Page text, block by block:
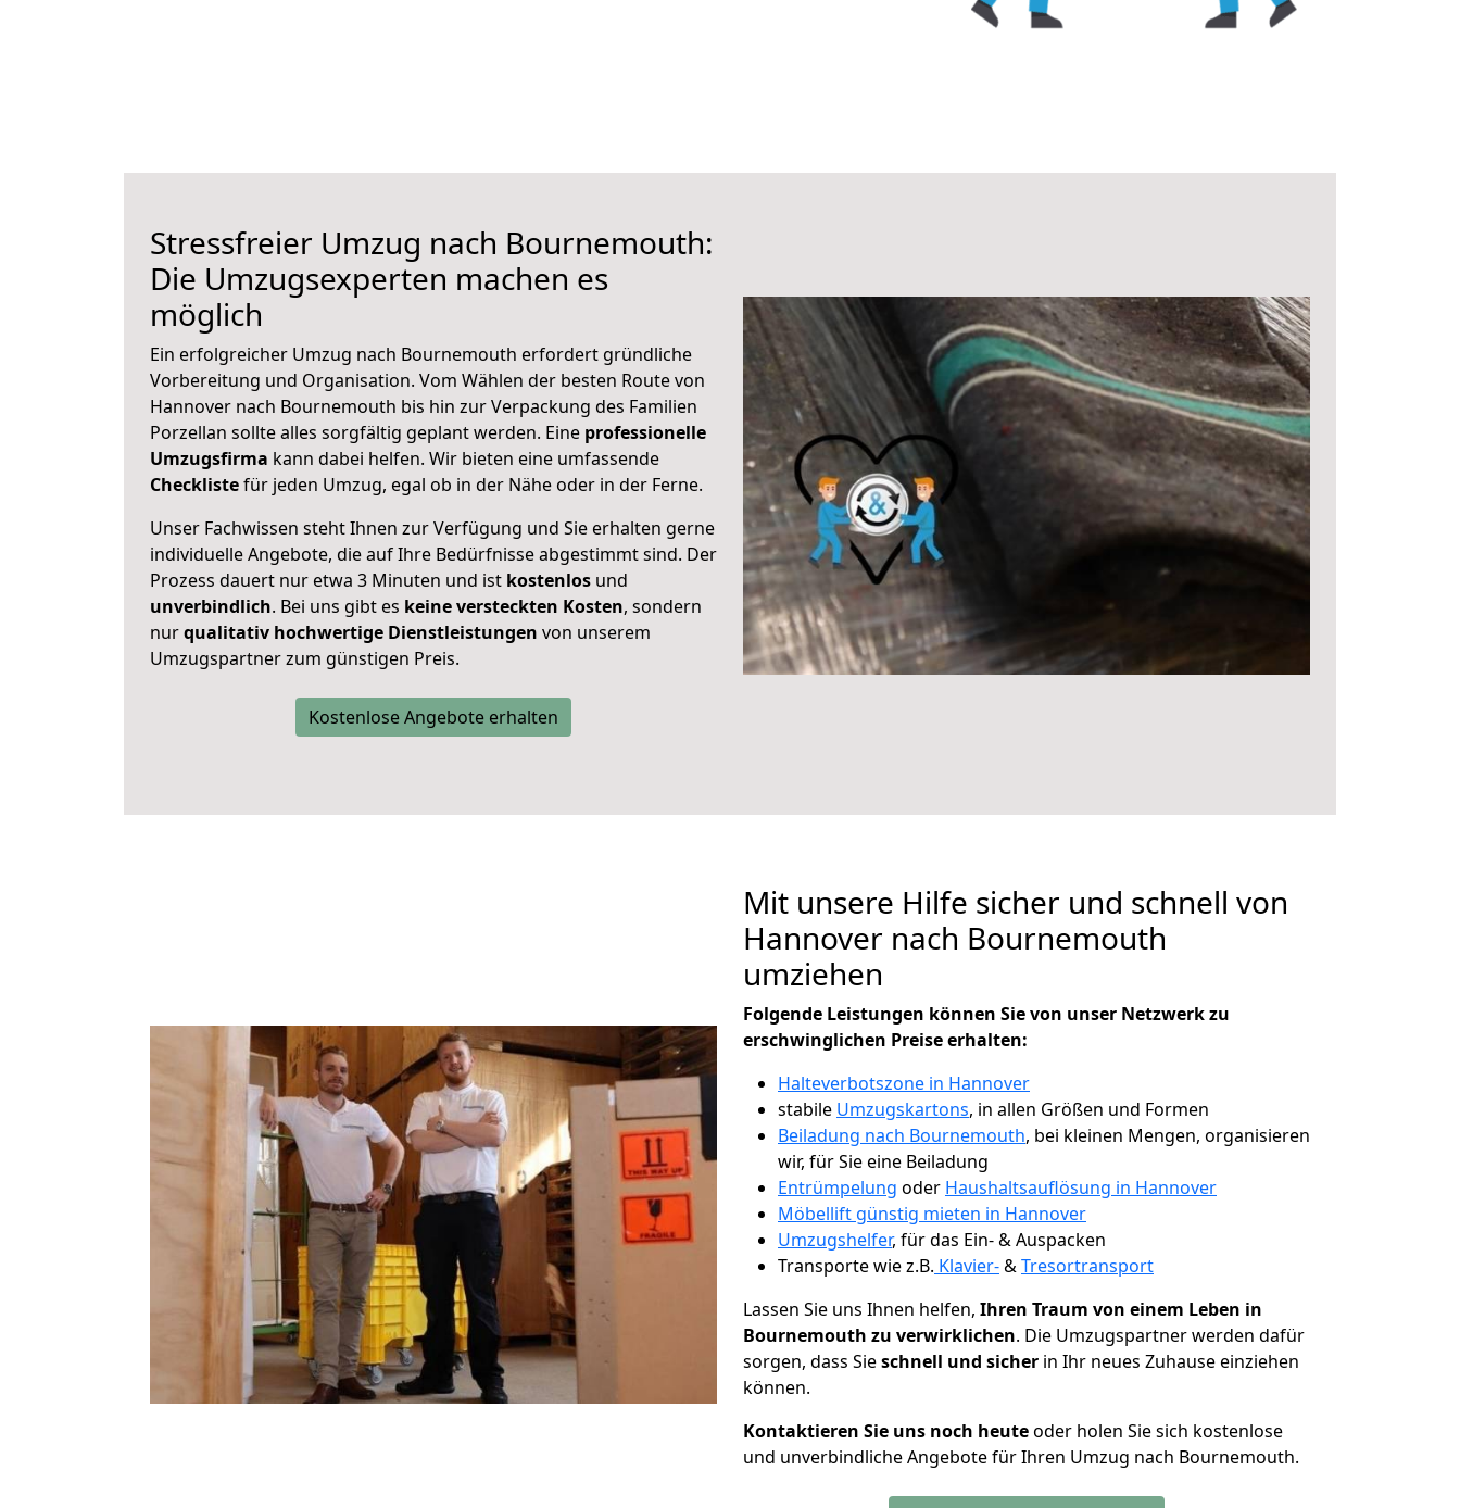
Stressfreier Umzug nach Bournemouth:
Die Umzugsexperten machen es
möglich
Ein erfolgreicher Umzug nach Bournemouth erfordert gründliche
Vorbereitung und Organisation. Vom Wählen der besten Route von
Hannover nach Bournemouth bis hin zur Verpackung des Familien
Porzellan sollte alles sorgfältig geplant werden. Eine professionelle
Umzugsfirma kann dabei helfen. Wir bieten eine umfassende
Checklistefür jeden Umzug, egal ob in der Nähe oder in der Ferne.
Unser Fachwissen steht Ihnen zur Verfügung und Sie erhalten gerne
individuelle Angebote, die auf Ihre Bedürfnisse abgestimmt sind. Der
Prozess dauert nur etwa 3 Minuten und ist kostenlos und
unverbindlich. Bei uns gibt es keine versteckten Kosten, sondern
nurqualitativ hochwertige Dienstleistungen von unserem
Umzugspartner zum günstigen Preis.
Kostenlose Angebote erhalten
Mit unsere Hilfe sicher und schnell von
Hannover nach Bournemouth
umziehen
Folgende Leistungen können Sie von unser Netzwerk zu
erschwinglichen Preise erhalten:
Halteverbotszone in Hannover
stabile Umzugskartons, in allen Größen und Formen
Beiladung nach Bournemouth, bei kleinen Mengen, organisieren
wir, für Sie eine Beiladung
Entrümpelung oder Haushaltsauflösung in Hannover
Möbellift günstig mieten in Hannover
Umzugshelfer, für das Ein- & Auspacken
Transporte wie z.B. Klavier-&Tresortransport
Lassen Sie uns Ihnen helfen, Ihren Traum von einem Leben in
Bournemouth zu verwirklichen. Die Umzugspartner werden dafür
sorgen, dass Sieschnell und sicher in Ihr neues Zuhause einziehen
können.
Kontaktieren Sie uns noch heuteoder holen Sie sich kostenlose
und unverbindliche Angebote für Ihren Umzug nach Bournemouth.